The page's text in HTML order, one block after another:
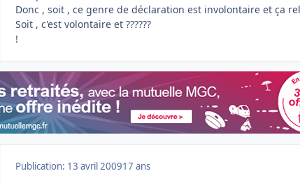
Donc , soit , ce genre de déclaration est involontaire et ça
Soit , c'est volontaire et ??????
!
Publication: 13 avril 200917 ans